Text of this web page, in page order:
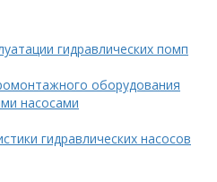
гидравлических помп
оборудования
насосами
гидравлических насосов